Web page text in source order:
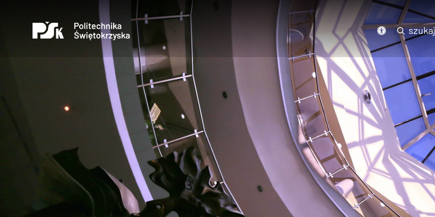
dostępność
Podświetl wszystkie linki na stronie
szukaj
Otwórz
Uczelnia
Kandydaci
Studenci